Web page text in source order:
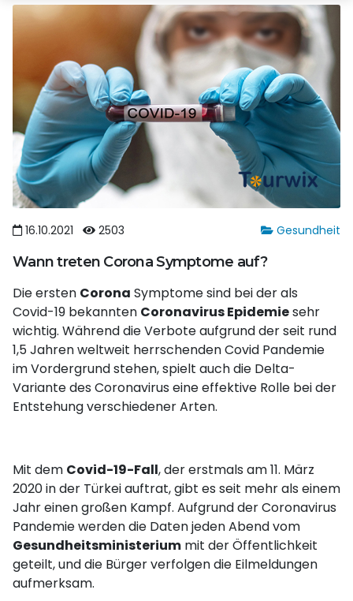
Gesundheit
16.10.2021 2503
Wann treten Corona Symptome auf?
Die ersten Corona Symptome sind bei der als
Covid-19 bekannten Coronavirus Epidemiesehr
wichtig. Während die Verbote aufgrund der seit rund
1,5 Jahren weltweit herrschenden Covid Pandemie
im Vordergrund stehen, spielt auch die Delta-
Variante des Coronavirus eine effektive Rolle bei der
Entstehung verschiedener Arten.
Mit dem Covid-19-Fall, der erstmals am 11. März
2020 in der Türkei auftrat, gibt es seit mehr als einem
Jahr einen großen Kampf. Aufgrund der Coronavirus
Pandemie werden die Daten jeden Abend vom
Gesundheitsministerium mit der Öffentlichkeit
geteilt, und die Bürger verfolgen die Eilmeldungen
aufmerksam.